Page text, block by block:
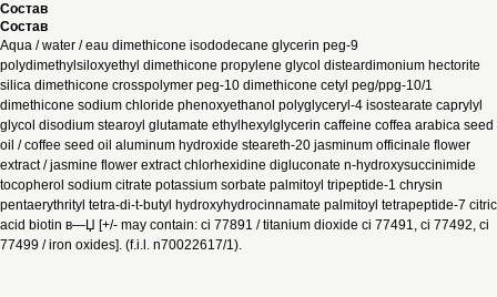
Состав
Состав
Aqua / water / eau dimethicone isododecane glycerin peg-9
polydimethylsiloxyethyl dimethicone propylene glycol disteardimonium hectorite
silica dimethicone crosspolymer peg-10 dimethicone cetyl peg/ppg-10/1
dimethicone sodium chloride phenoxyethanol polyglyceryl-4 isostearate caprylyl
glycol disodium stearoyl glutamate ethylhexylglycerin caffeine coffea arabica seed
oil / coffee seed oil aluminum hydroxide steareth-20 jasminum officinale flower
extract / jasmine flower extract chlorhexidine digluconate n-hydroxysuccinimide
tocopherol sodium citrate potassium sorbate palmitoyl tripeptide-1 chrysin
pentaerythrityl tetra-di-t-butyl hydroxyhydrocinnamate palmitoyl tetrapeptide-7 citric
acid biotin в—Џ [+/- may contain: ci 77891 / titanium dioxide ci 77491, ci 77492, ci
77499 / iron oxides]. (f.i.l. n70022617/1).